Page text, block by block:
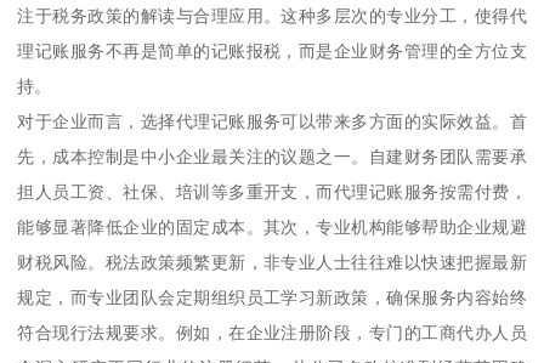
注于税务政策的解读与合理应用。这种多层次的专业分工，使得代
理记账服务不再是简单的记账报税，而是企业财务管理的全方位支
持。
对于企业而言，选择代理记账服务可以带来多方面的实际效益。首
先，成本控制是中小企业最关注的议题之一。自建财务团队需要承
担人员工资、社保、培训等多重开支，而代理记账服务按需付费，
能够显著降低企业的固定成本。其次，专业机构能够帮助企业规避
财税风险。税法政策频繁更新，非专业人士往往难以快速把握最新
规定，而专业团队会定期组织员工学习新政策，确保服务内容始终
符合现行法规要求。例如，在企业注册阶段，专门的工商代办人员